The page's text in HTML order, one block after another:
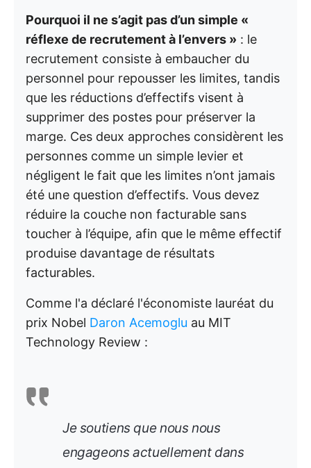
Pourquoi il ne s’agit pas d’un simple «
réflexe de recrutement à l’envers » : le
recrutement consiste à embaucher du
personnel pour repousser les limites, tandis
que les réductions d’effectifs visent à
supprimer des postes pour préserver la
marge. Ces deux approches considèrent les
personnes comme un simple levier et
négligent le fait que les limites n’ont jamais
été une question d’effectifs. Vous devez
réduire la couche non facturable sans
toucher à l’équipe, afin que le même effectif
produise davantage de résultats
facturables.
Comme l'a déclaré l'économiste lauréat du
prix Nobel Daron Acemoglu au MIT
Technology Review :
Je soutiens que nous nous
engageons actuellement dans